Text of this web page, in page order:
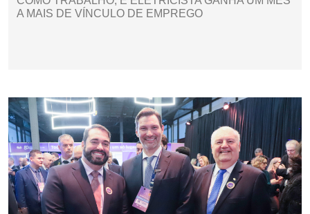
A MAIS DE VÍNCULO DE EMPREGO